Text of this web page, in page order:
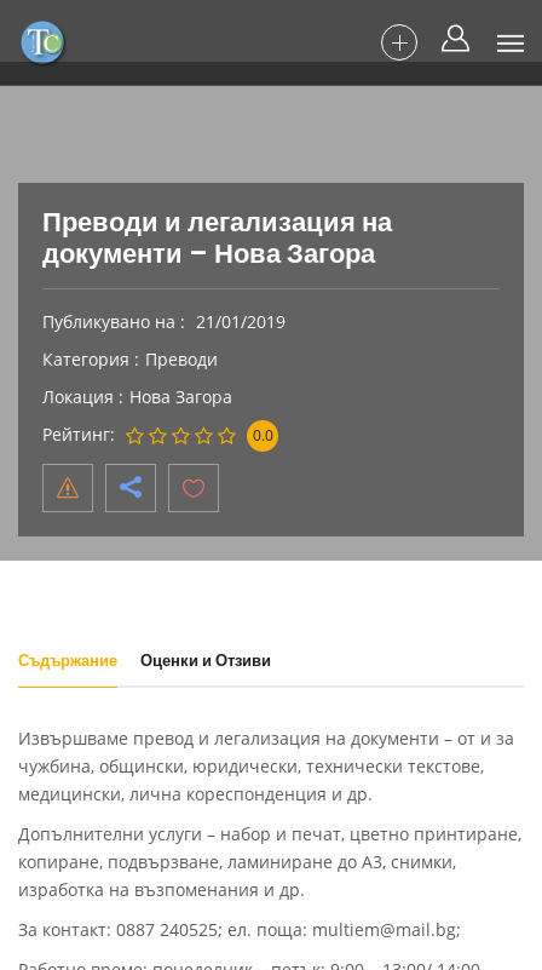
Преводи и легализация на
документи – Нова Загора
Публикувано на
21/01/2019
Категория
Преводи
Локация
Нова Загора
Рейтинг
0.0
Съдържание Оценки и Отзиви
Извършваме превод и легализация на документи – от и за
чужбина, общински, юридически, технически текстове,
медицински, лична кореспонденция и др.
Допълнителни услуги – набор и печат, цветно принтиране,
копиране, подвързване, ламиниране до А3, снимки,
изработка на възпоменания и др.
За контакт: 0887 240525; ел. поща: multiem@mail.bg;